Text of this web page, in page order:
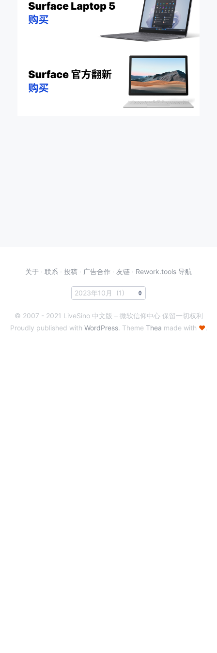
关于 · 联系 · 投稿 · 广告合作 · 友链 · Rework.tools 导航
© 2007 - 2021 LiveSino 中文版 – 微软信仰中心 保留一切权利
Proudly published with WordPress. Theme Thea made with ♥.